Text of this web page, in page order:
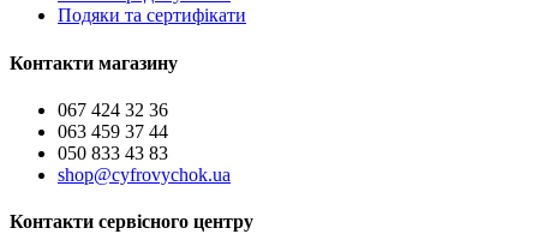
Подяки та сертифікати
Контакти магазину
067 424 32 36
063 459 37 44
050 833 43 83
shop@cyfrovychok.ua
Контакти сервісного центру